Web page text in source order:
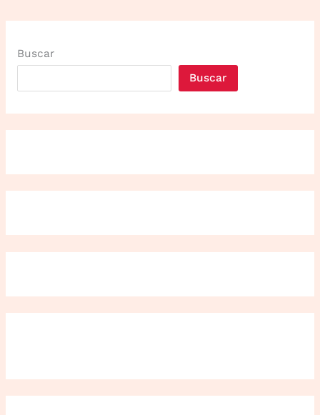
Buscar
Buscar